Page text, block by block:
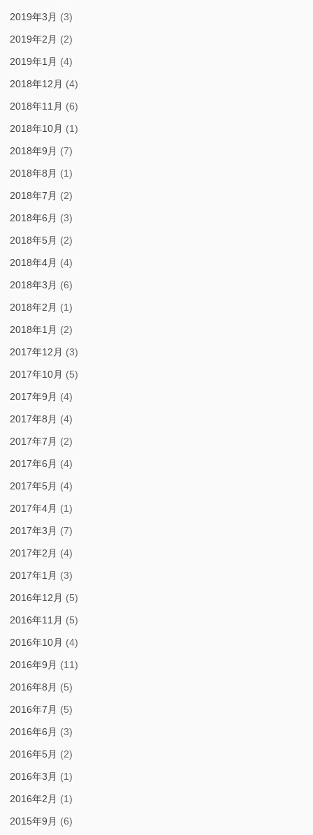
2019年3月 (3)
2019年2月 (2)
2019年1月 (4)
2018年12月 (4)
2018年11月 (6)
2018年10月 (1)
2018年9月 (7)
2018年8月 (1)
2018年7月 (2)
2018年6月 (3)
2018年5月 (2)
2018年4月 (4)
2018年3月 (6)
2018年2月 (1)
2018年1月 (2)
2017年12月 (3)
2017年10月 (5)
2017年9月 (4)
2017年8月 (4)
2017年7月 (2)
2017年6月 (4)
2017年5月 (4)
2017年4月 (1)
2017年3月 (7)
2017年2月 (4)
2017年1月 (3)
2016年12月 (5)
2016年11月 (5)
2016年10月 (4)
2016年9月 (11)
2016年8月 (5)
2016年7月 (5)
2016年6月 (3)
2016年5月 (2)
2016年3月 (1)
2016年2月 (1)
2015年9月 (6)